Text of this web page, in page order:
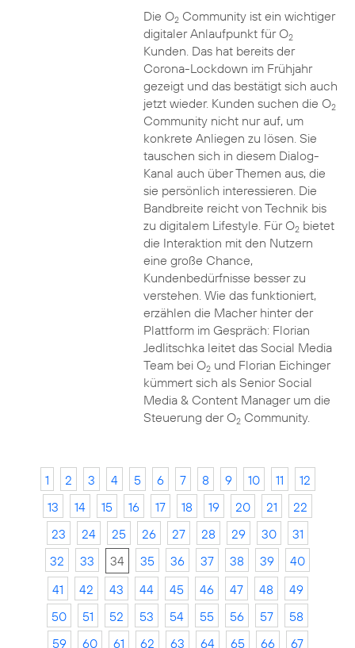
Die O2Community ist ein wichtiger
digitaler Anlaufpunkt für O2
Kunden. Das hat bereits der
Corona-Lockdown im Frühjahr
gezeigt und das bestätigt sich auch
jetzt wieder. Kunden suchen die O2
Community nicht nur auf, um
konkrete Anliegen zu lösen. Sie
tauschen sich in diesem Dialog-
Kanal auch über Themen aus, die
sie persönlich interessieren. Die
Bandbreite reicht von Technik bis
zu digitalem Lifestyle. Für O2bietet
die Interaktion mit den Nutzern
eine große Chance,
Kundenbedürfnisse besser zu
verstehen. Wie das funktioniert,
erzählen die Macher hinter der
Plattform im Gespräch: Florian
Jedlitschka leitet das Social Media
Team bei O2und Florian Eichinger
kümmert sich als Senior Social
Media & Content Manager um die
Steuerung der O2Community.
1 2 3 4 5 6 7 8 9 10 11
12
13
14 15 16 17 18 19 20 21
22
23
24 25 26 27 28 29 30
31
32
33 34 35 36 37 38 39
40
41
42 43 44 45 46 47 48
49
50
51 52 53 54 55 56 57
58
59
60 61 62 63 64 65 66
67